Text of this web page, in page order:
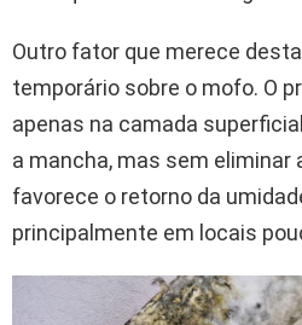
Outro fator que merece
temporário sobre o mofo. O
apenas na camada
a mancha, mas sem eliminar
favorece o retorno da
principalmente em locais